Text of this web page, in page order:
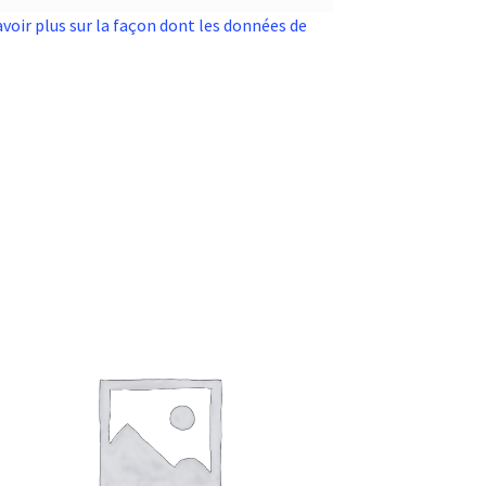
plus sur la façon dont les données de